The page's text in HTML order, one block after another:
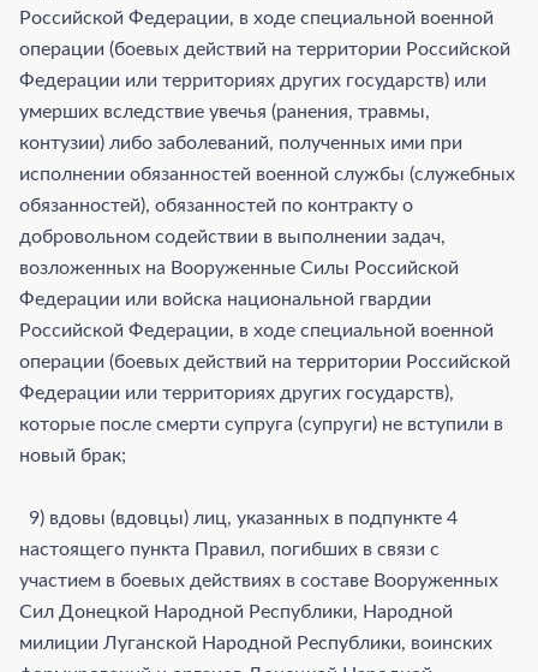
Российской Федерации, в ходе специальной военной
операции (боевых действий на территории Российской
Федерации или территориях других государств) или
умерших вследствие увечья (ранения, травмы,
контузии) либо заболеваний, полученных ими при
исполнении обязанностей военной службы (служебных
обязанностей), обязанностей по контракту о
добровольном содействии в выполнении задач,
возложенных на Вооруженные Силы Российской
Федерации или войска национальной гвардии
Российской Федерации, в ходе специальной военной
операции (боевых действий на территории Российской
Федерации или территориях других государств),
которые после смерти супруга (супруги) не вступили в
новый брак;
9) вдовы (вдовцы) лиц, указанных в подпункте 4
настоящего пункта Правил, погибших в связи с
участием в боевых действиях в составе Вооруженных
Сил Донецкой Народной Республики, Народной
милиции Луганской Народной Республики, воинских